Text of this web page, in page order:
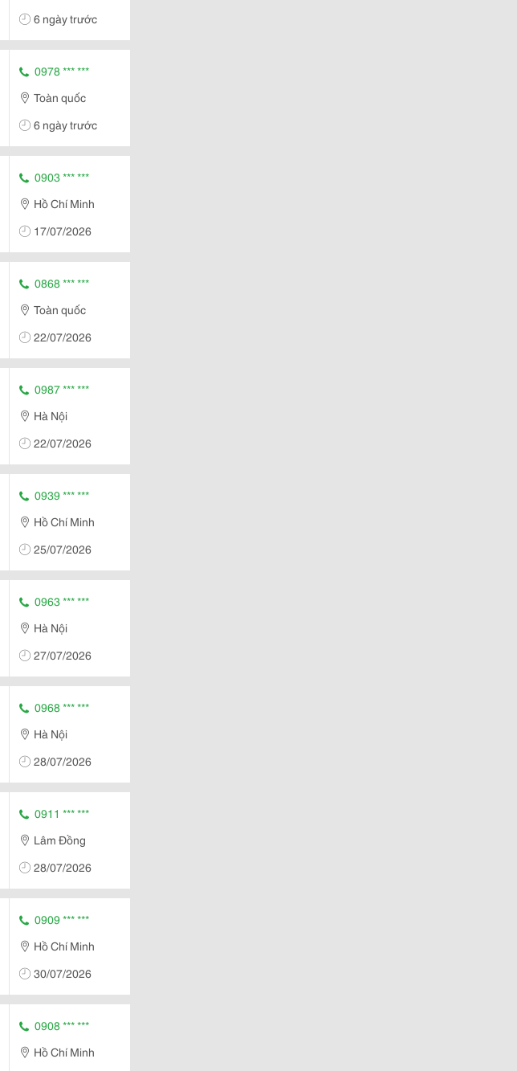
6 ngày trước
0978 *** ***
Toàn quốc
6 ngày trước
0903 *** ***
Hồ Chí Minh
17/07/2026
0868 *** ***
Toàn quốc
22/07/2026
0987 *** ***
Hà Nội
22/07/2026
0939 *** ***
Hồ Chí Minh
25/07/2026
0963 *** ***
Hà Nội
27/07/2026
0968 *** ***
Hà Nội
28/07/2026
0911 *** ***
Lâm Đồng
28/07/2026
0909 *** ***
Hồ Chí Minh
30/07/2026
0908 *** ***
Hồ Chí Minh